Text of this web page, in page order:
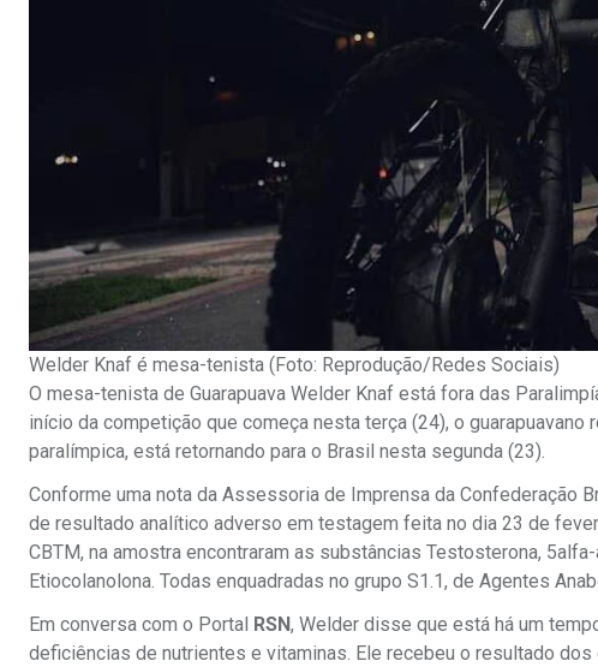
Welder Knaf é mesa-tenista (Foto: Reprodução/Redes Sociais)
O mesa-tenista de Guarapuava Welder Knaf está fora das
início da competição que começa nesta terça (24), o
paralímpica, está retornando para o Brasil nesta segunda (23).
Conforme uma nota da Assessoria de Imprensa da Confederação
de resultado analítico adverso em testagem feita no dia 23 de
CBTM, na amostra encontraram as substâncias Testosterona,
Etiocolanolona. Todas enquadradas no grupo S1.1, de Agentes
Em conversa com o Portal RSN, Welder disse que está há um
deficiências de nutrientes e vitaminas. Ele recebeu o resultado